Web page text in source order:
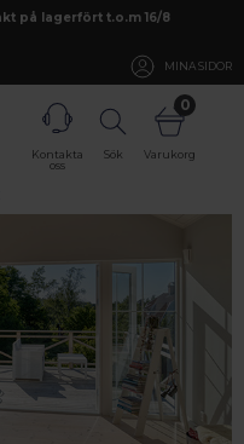
på lagerfört t.o.m 16/8
MINA SIDOR
Kontakta
oss
Sök
0
Varukorg